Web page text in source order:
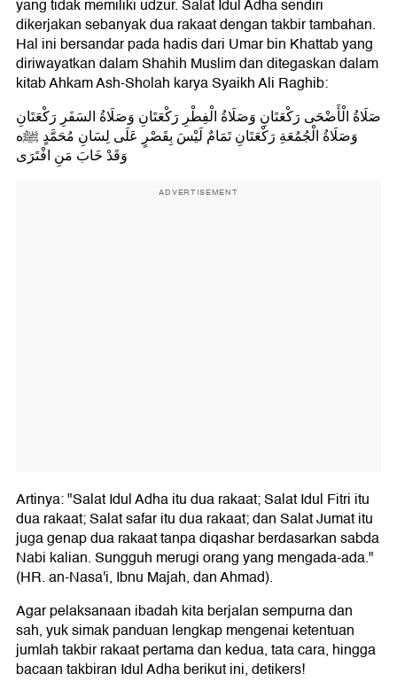
yang tidak memiliki udzur. Salat Idul Adha sendiri
dikerjakan sebanyak dua rakaat dengan takbir tambahan.
Hal ini bersandar pada hadis dari Umar bin Khattab yang
diriwayatkan dalam Shahih Muslim dan ditegaskan dalam
kitab Ahkam Ash-Sholah karya Syaikh Ali Raghib:
صَلَاةُ الْأَضْحَى رَكْعَتَانِ وَصَلَاةُ الْفِطْرِ رَكْعَتَانِ وَصَلَاةُ السَفَرِ رَكْعَتَانِ
وَصَلَاةُ الْجُمُعَةِ رَكْعَتَانِ تَمَامٌ لَيْسَ بِقَصْرٍ عَلَى لِسَانِ مُحَمَّدٍ ﷺه
وَقَدْ خَابَ مَنِ افْتَرَى
ADVERTISEMENT
Artinya: "Salat Idul Adha itu dua rakaat; Salat Idul Fitri itu
dua rakaat; Salat safar itu dua rakaat; dan Salat Jumat itu
juga genap dua rakaat tanpa diqashar berdasarkan sabda
Nabi kalian. Sungguh merugi orang yang mengada-ada."
(HR. an-Nasa'i, Ibnu Majah, dan Ahmad).
Agar pelaksanaan ibadah kita berjalan sempurna dan
sah, yuk simak panduan lengkap mengenai ketentuan
jumlah takbir rakaat pertama dan kedua, tata cara, hingga
bacaan takbiran Idul Adha berikut ini, detikers!